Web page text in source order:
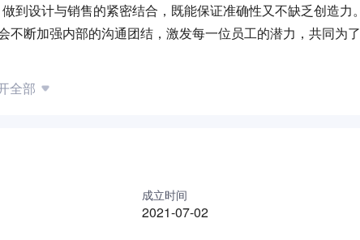
设计与销售的紧密结合，既能保证准确性又不缺乏创造力。
断加强内部的沟通团结，激发每一位员工的潜力，共同为了
全部
成立时间
2021-07-02